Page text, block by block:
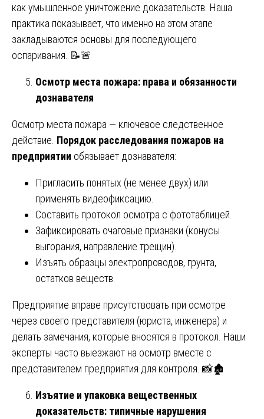
как умышленное уничтожение доказательств. Наша
практика показывает, что именно на этом этапе
закладываются основы для последующего
оспаривания. 📝🚨
Осмотр места пожара: права и обязанности
дознавателя
Осмотр места пожара — ключевое следственное
действие. Порядок расследования пожаров на
предприятии обязывает дознавателя:
Пригласить понятых (не менее двух) или
применять видеофиксацию.
Составить протокол осмотра с фототаблицей.
Зафиксировать очаговые признаки (конусы
выгорания, направление трещин).
Изъять образцы электропроводов, грунта,
остатков веществ.
Предприятие вправе присутствовать при осмотре
через своего представителя (юриста, инженера) и
делать замечания, которые вносятся в протокол. Наши
эксперты часто выезжают на осмотр вместе с
представителем предприятия для контроля. 📸🏚️
Изъятие и упаковка вещественных
доказательств: типичные нарушения